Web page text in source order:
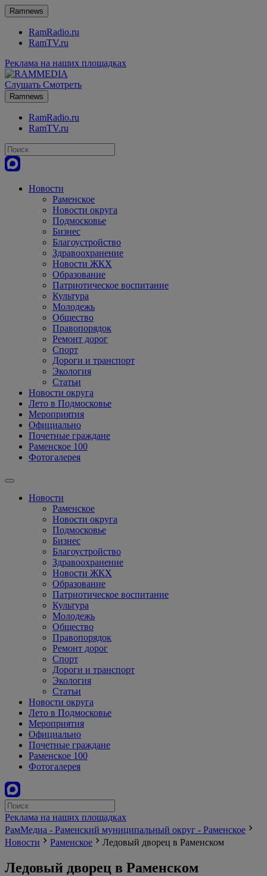
Ramnews
RamRadio.ru
RamTV.ru
Реклама на наших площадках
Слушать Смотреть
Ramnews
RamRadio.ru
RamTV.ru
Новости
Раменское
Новости округа
Подмосковье
Бизнес
Благоустройство
Здравоохранение
Новости ЖКХ
Образование
Патриотическое воспитание
Культура
Молодежь
Общество
Правопорядок
Ремонт дорог
Спорт
Дороги и транспорт
Экология
Статьи
Новости округа
Лето в Подмосковье
Мероприятия
Официально
Почетные граждане
Раменское 100
Фотогалерея
Новости
Раменское
Новости округа
Подмосковье
Бизнес
Благоустройство
Здравоохранение
Новости ЖКХ
Образование
Патриотическое воспитание
Культура
Молодежь
Общество
Правопорядок
Ремонт дорог
Спорт
Дороги и транспорт
Экология
Статьи
Новости округа
Лето в Подмосковье
Мероприятия
Официально
Почетные граждане
Раменское 100
Фотогалерея
Реклама на наших площадках
РамМедиа - Раменский муниципальный округ - Раменское
Новости
Раменское Ледовый дворец в Раменском
Ледовый дворец в Раменском